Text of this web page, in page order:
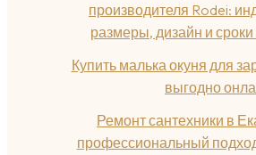
производителя Rodei:
размеры, дизайн и сроки
Купить малька окуня для
выгодно
Ремонт сантехники в
профессиональный